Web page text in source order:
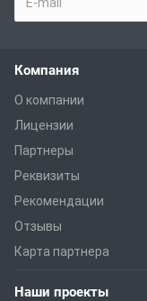
Компания
О компании
Лицензии
Партнеры
Реквизиты
Рекомендации
Отзывы
Карта партнера
Наши проекты